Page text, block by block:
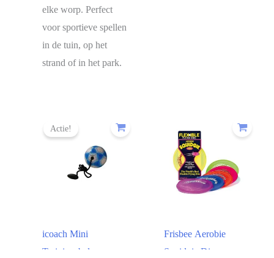
elke worp. Perfect
voor sportieve spellen
in de tuin, op het
strand of in het park.
Actie!
icoach Mini
Trainingsbal
Frisbee Aerobie
Squidgie Disc